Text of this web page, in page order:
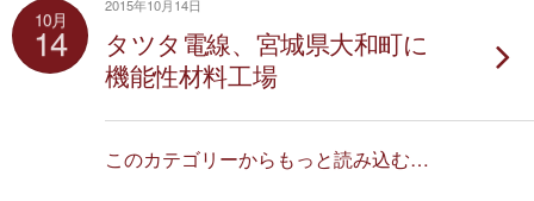
10月
14
2015年10月14日
タツタ電線、宮城県大和町に
機能性材料工場
このカテゴリーからもっと読み込む…